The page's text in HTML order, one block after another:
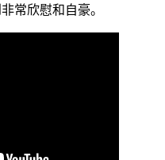
常欣慰和自豪。